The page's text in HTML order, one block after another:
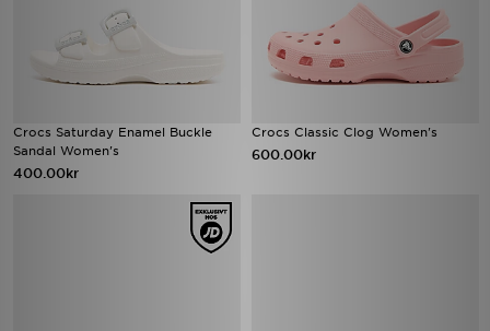
Crocs Saturday Enamel Buckle
Sandal Women's
400.00kr
Crocs Classic Clog Women's
600.00kr